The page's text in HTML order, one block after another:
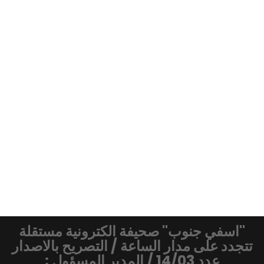
"اسفي جنوب" صحيفة الكترونية مستقلة
تتجدد على مدار الساعة / التصريح بالاصدار